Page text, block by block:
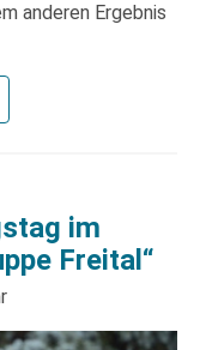
anderen Ergebnis
im
Freital“